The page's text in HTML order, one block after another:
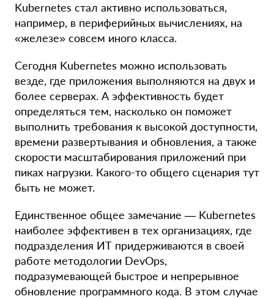
Kubernetes стал активно использоваться,
например, в периферийных вычислениях, на
«железе» совсем иного класса.
Сегодня Kubernetes можно использовать
везде, где приложения выполняются на двух и
более серверах. А эффективность будет
определяться тем, насколько он поможет
выполнить требования к высокой доступности,
времени развертывания и обновления, а также
скорости масштабирования приложений при
пиках нагрузки. Какого-то общего сценария тут
быть не может.
Единственное общее замечание — Kubernetes
наиболее эффективен в тех организациях, где
подразделения ИТ придерживаются в своей
работе методологии DevOps,
подразумевающей быстрое и непрерывное
обновление программного кода. В этом случае